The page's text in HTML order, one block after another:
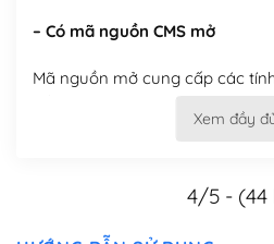
– Có mã nguồn CMS mở
Mã nguồn mở cung cấp các
nó theo ý bạn mà không phải
Việc của bạn là đăng ký một
Xem đầy
4/5 - (44